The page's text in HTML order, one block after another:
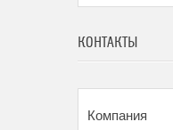
КОНТАКТЫ